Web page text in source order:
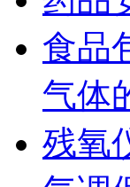
食品
气体
残氧